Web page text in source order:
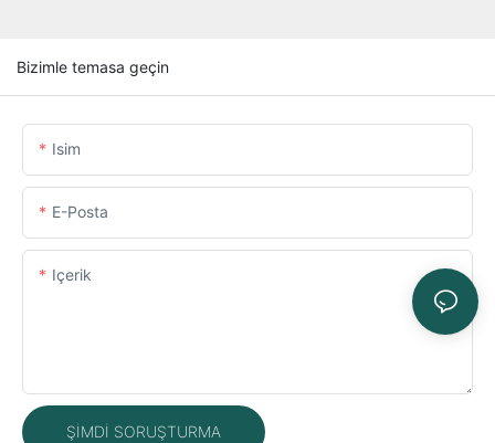
Bizimle temasa geçin
Isim
E-Posta
Içerik
ŞIMDI SORUŞTURMA